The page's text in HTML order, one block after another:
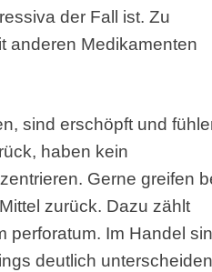
der Fall ist. Zu
anderen Medikamenten
sind erschöpft und
haben kein
Gerne greifen
zurück. Dazu zählt
perforatum. Im Handel
deutlich